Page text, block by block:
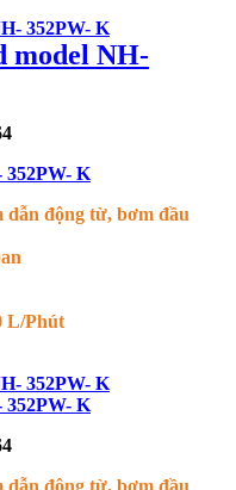
model NH-
352PW- K
dẫn động từ, bơm đầu
L/Phút
352PW- K
dẫn động từ, bơm đầu